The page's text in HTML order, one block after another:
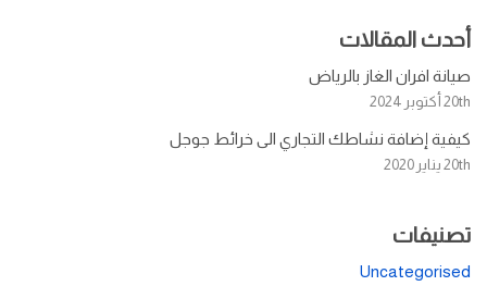
أحدث المقالات
صيانة افران الغاز بالرياض
20th أكتوبر 2024
كيفية إضافة نشاطك التجاري الى خرائط جوجل
20th يناير 2020
تصنيفات
Uncategorised